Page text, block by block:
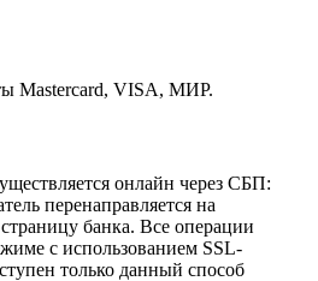
Mastercard, VISA, МИР.
онлайн через СБП:
перенаправляется на
банка. Все операции
с использованием SSL-
только данный способ